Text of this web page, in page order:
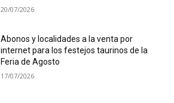
20/07/2026
Abonos y localidades a la venta por
internet para los festejos taurinos de la
Feria de Agosto
17/07/2026